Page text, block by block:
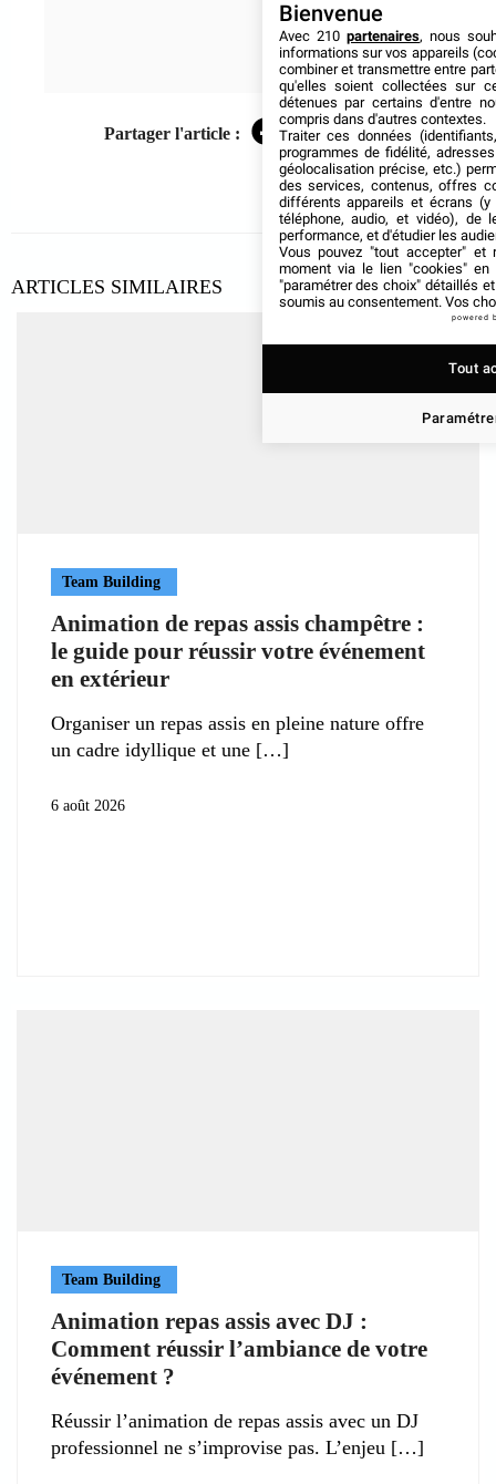
Partager l'article : Facebook
TwitterLinkedIn
ARTICLES SIMILAIRES
Team Building
Animation de repas assis champêtre :
le guide pour réussir votre événement
en extérieur
Organiser un repas assis en pleine nature offre
un cadre idyllique et une
6 août 2026
Team Building
Animation repas assis avec DJ :
Comment réussir l’ambiance de votre
événement ?
Réussir l’animation de repas assis avec un DJ
professionnel ne s’improvise pas. L’enjeu
Bienvenue
Avec 210 partenaires, nous
informations sur vos appareils
combiner et transmettre entre
qu'elles soient collectées sur
détenues par certains d'entre
compris dans d'autres contextes.
Traiter ces données
programmes de fidélité,
géolocalisation précise, etc.)
des services, contenus, offres
différents appareils et écrans (y
téléphone, audio, et vidéo), de
performance, et d'étudier les
Vous pouvez "tout accepter" et
moment via le lien "cookies" en
"paramétrer des choix" détaillés
soumis au consentement. Vos
powered
Tout